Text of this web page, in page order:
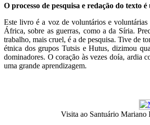
O processo de pesquisa e redação do texto
Este livro é a voz de voluntários e voluntárias
África, sobre as guerras, como a da Síria.
trabalho, mais cruel, é a de pesquisa. Tive de
étnica dos grupos Tutsis e Hutus, dizimou
dominadores. O coração às vezes doía, ardia
uma grande aprendizagem.
Visita ao Santuário Mariano